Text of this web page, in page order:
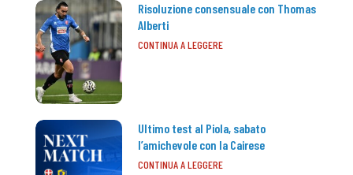
Risoluzione consensuale con Thomas
Alberti
CONTINUA A LEGGERE
Ultimo test al Piola, sabato
l’amichevole con la Cairese
CONTINUA A LEGGERE